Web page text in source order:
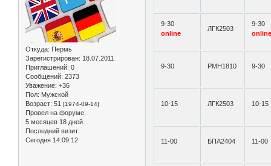
Откуда: Пермь
Зарегистрирован: 18.07.2011
Приглашений: 0
Сообщений: 2373
Уважение: +36
Пол: Мужской
Возраст: 51 [1974-09-14]
Провел на форуме:
5 месяцев 18 дней
Последний визит:
Сегодня 14:09:12
9-30
online
ЛГК2503
9-30
9-30 РМН1810 9-30
10-15 ЛГК2503 10-15
11-00 БПА2404 11-00